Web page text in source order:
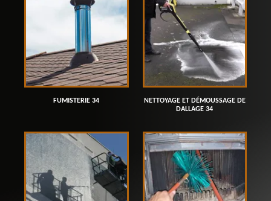
FUMISTERIE 34
NETTOYAGE ET DÉMOUSSAGE DE
DALLAGE 34